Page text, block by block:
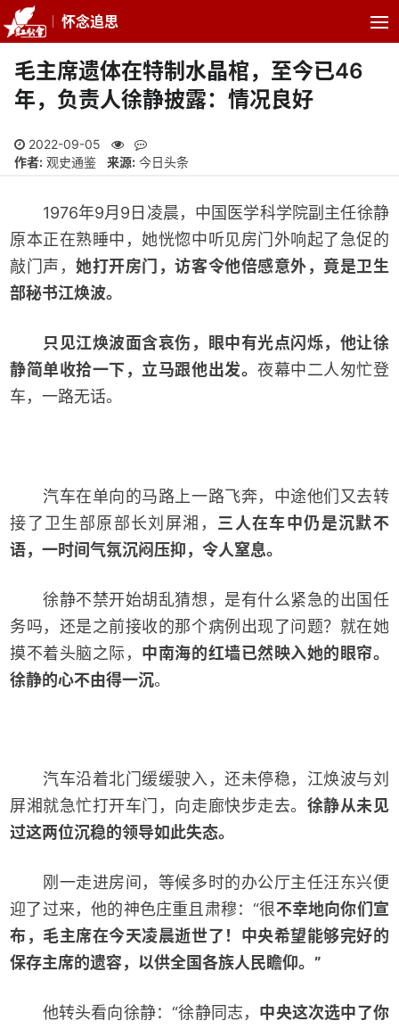
怀念追思
毛主席遗体在特制水晶棺，至今已46
年，负责人徐静披露：情况良好
2022-09-05
作者: 观史通鉴 来源: 今日头条
1976年9月9日凌晨，中国医学科学院副主任徐静
原本正在熟睡中，她恍惚中听见房门外响起了急促的
敲门声，她打开房门，访客令他倍感意外，竟是卫生
部秘书江焕波。
只见江焕波面含哀伤，眼中有光点闪烁，他让徐
静简单收拾一下，立马跟他出发。夜幕中二人匆忙登
车，一路无话。
汽车在单向的马路上一路飞奔，中途他们又去转
接了卫生部原部长刘屏湘， 三人在车中仍是沉默不
语，一时间气氛沉闷压抑，令人窒息。
徐静不禁开始胡乱猜想，是有什么紧急的出国任
务吗，还是之前接收的那个病例出现了问题？就在她
摸不着头脑之际， 中南海的红墙已然映入她的眼帘。
徐静的心不由得一沉。
汽车沿着北门缓缓驶入，还未停稳，江焕波与刘
屏湘就急忙打开车门，向走廊快步走去。 徐静从未见
过这两位沉稳的领导如此失态。
刚一走进房间，等候多时的办公厅主任汪东兴便
迎了过来，他的神色庄重且肃穆：“很不幸地向你们宣
布，毛主席在今天凌晨逝世了！中央希望能够完好的
保存主席的遗容，以供全国各族人民瞻仰。”
他转头看向徐静：“徐静同志， 中央这次选中了你